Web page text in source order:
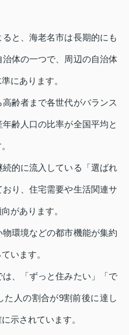
と、海老名市は長期的にも
体の一つで、周辺の自治体
にあります。
齢者まで各世代がバランス
齢人口の比率が全国平均と
的に流入している「選ばれ
り、住宅需要や生活関連サ
があります。
環境などの都市機能が集約
います。
、「ずっと住みたい」「で
た人の割合が9割前後に達し
示されています。